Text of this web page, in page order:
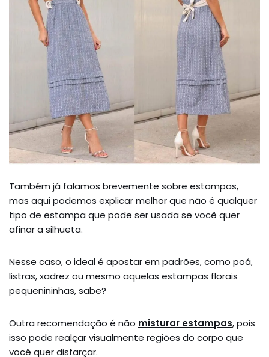
Também já falamos brevemente sobre estampas,
mas aqui podemos explicar melhor que não é qualquer
tipo de estampa que pode ser usada se você quer
afinar a silhueta.
Nesse caso, o ideal é apostar em padrões, como poá,
listras, xadrez ou mesmo aquelas estampas florais
pequenininhas, sabe?
Outra recomendação é não misturar estampas, pois
isso pode realçar visualmente regiões do corpo que
você quer disfarçar.